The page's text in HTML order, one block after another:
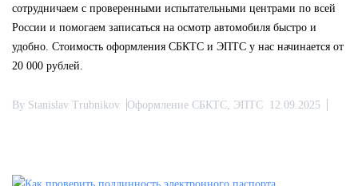
сотрудничаем с проверенными испытательными центрами по всей
России и помогаем записаться на осмотр автомобиля быстро и
удобно. Стоимость оформления СБКТС и ЭПТС у нас начинается от
20 000 рублей.
By Stanislav Trubnikov Оформление СБКТС, ЭПТС 12.09.2025